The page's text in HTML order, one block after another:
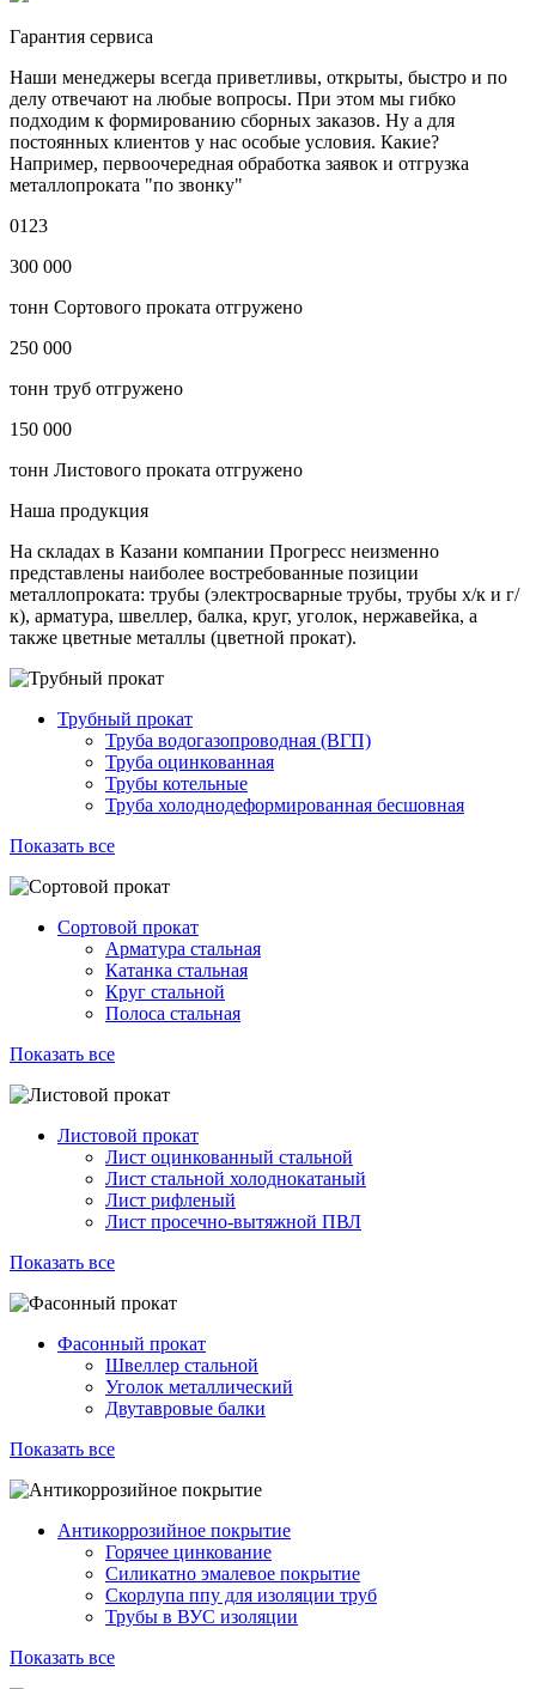
Гарантия сервиса
Наши менеджеры всегда приветливы, открыты, быстро и по
делу отвечают на любые вопросы. При этом мы гибко
подходим к формированию сборных заказов. Ну а для
постоянных клиентов у нас особые условия. Какие?
Например, первоочередная обработка заявок и отгрузка
металлопроката "по звонку"
01 23
300 000
тонн Сортового проката отгружено
250 000
тонн труб отгружено
150 000
тонн Листового проката отгружено
Наша продукция
На складах в Казани компании Прогресс неизменно
представлены наиболее востребованные позиции
металлопроката: трубы (электросварные трубы, трубы х/к и г/
к), арматура, швеллер, балка, круг, уголок, нержавейка, а
также цветные металлы (цветной прокат).
Трубный прокат
Труба водогазопроводная (ВГП)
Труба оцинкованная
Трубы котельные
Труба холоднодеформированная бесшовная
Показать все
Сортовой прокат
Арматура стальная
Катанка стальная
Круг стальной
Полоса стальная
Показать все
Листовой прокат
Лист оцинкованный стальной
Лист стальной холоднокатаный
Лист рифленый
Лист просечно-вытяжной ПВЛ
Показать все
Фасонный прокат
Швеллер стальной
Уголок металлический
Двутавровые балки
Показать все
Антикоррозийное покрытие
Горячее цинкование
Силикатно эмалевое покрытие
Скорлупа ппу для изоляции труб
Трубы в ВУС изоляции
Показать все